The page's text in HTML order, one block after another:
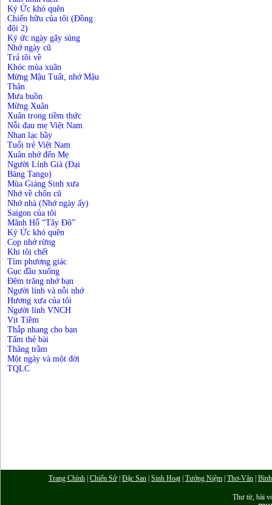
Ký Ức khó quên
Chiến hữu của tôi (Đồng
đội 2)
Ký ức ngày gãy súng
Nhớ ngày cũ
Trả tôi về
Khóc mùa xuân
Mừng Mậu Tuất, nhớ Mậu
Thân
Mưa buồn
Mừng Xuân
Xuân trong tiềm thức
Nỗi đau mẹ Việt Nam
Nhạn lạc bầy
Tuổi trẻ Việt Nam
Xuân nhớ đến Mẹ
Người Lính Già (Đại
Bàng Tango)
Mùa Giáng Sinh xưa
Nhớ về chốn cũ
Nhớ nhà (Nhớ ngày ấy)
Saigon của tôi
Mãnh Hổ “Tây Đô”
Ký Ức khó quên
Cọp nhớ rừng
Khi tôi chết
Tìm phương giác
Gục đầu xuống
Đêm trăng nhớ bạn
Người lính và nỗi nhớ
Hương xưa của tôi
Người lính VNCH
Vịt Tiềm
Thắp nhang cho bạn
Tấm thẻ bài
Thăng trầm
Một ngày và một đời
TQLC
Trang Chính Chiến Sử Đặc San Sinh Hoạt| Tưởng Niệm Thơ-Văn
Thư từ, bài